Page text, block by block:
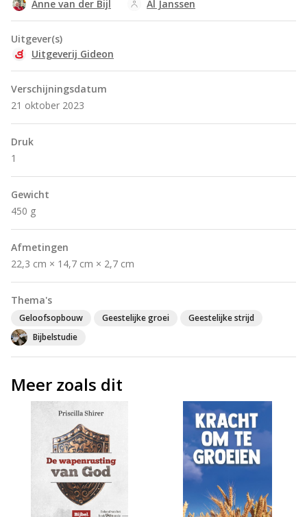
Anne van der Bijl
Al Janssen
Uitgever(s)
Uitgeverij Gideon
Verschijningsdatum
21 oktober 2023
Druk
1
Gewicht
450 g
Afmetingen
22,3 cm × 14,7 cm × 2,7 cm
Thema's
Geloofsopbouw Geestelijke groei
Geestelijke strijd
Bijbelstudie
Meer zoals dit